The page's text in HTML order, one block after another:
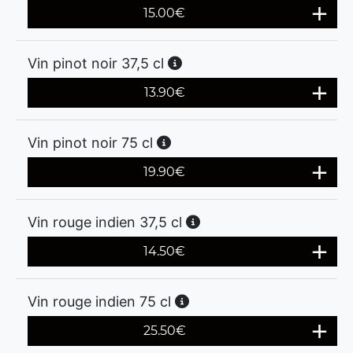
15.00€
Vin pinot noir 37,5 cl
13.90€
Vin pinot noir 75 cl
19.90€
Vin rouge indien 37,5 cl
14.50€
Vin rouge indien 75 cl
25.50€